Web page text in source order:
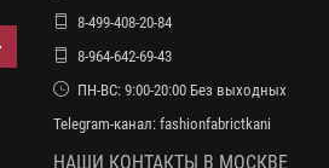
8-499-408-20-84
8-964-642-69-43
ПН-ВС: 9:00-20:00 Без выходных
Telegram-канал: fashionfabrictkani
НАШИ КОНТАКТЫ В МОСКВЕ